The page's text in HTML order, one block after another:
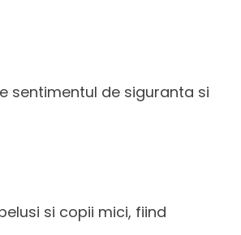
sentimentul de siguranta si
si copii mici, fiind